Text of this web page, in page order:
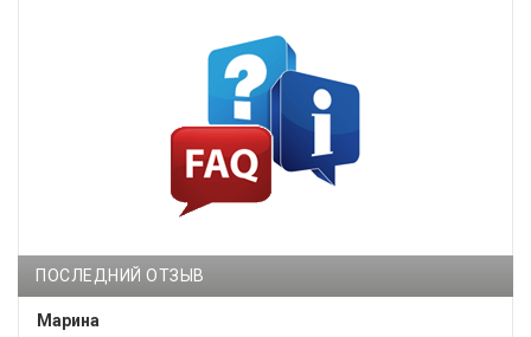
ПОСЛЕДНИЙ ОТЗЫВ
Марина